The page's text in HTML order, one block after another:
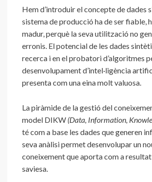
Hem d’introduir el concepte de dades
sistema de producció ha de ser fiable,
madur, perquè la seva utilització no
erronis. El potencial de les dades
recerca i en el probatori d’algoritmes
desenvolupament d’intel·ligència
presenta com una eina molt valuosa.
La piràmide de la gestió del
model DIKW (Data, Information,
té com a base les dades que generen
seva anàlisi permet desenvolupar un
coneixement que aporta com a
saviesa.